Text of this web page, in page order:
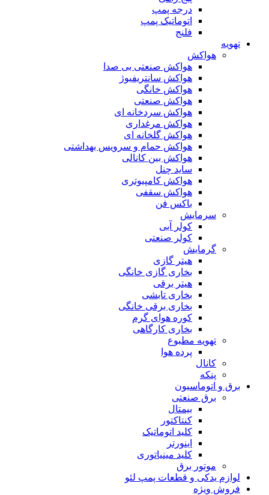
درجه پمپ
اتوماتیک پمپ
فلنج
تهویه
هواکش
هواکش صنعتی بی صدا
هواکش سانتریفیوژ
هواکش خانگی
هواکش صنعتی
هواکش سردخانه ای
هواکش مرغداری
هواکش گلخانه ای
هواکش حمام و سرویس بهداشتی
هواکش بین کانالی
ساید چنل
هواکش کامپیوتری
هواکش سقفی
باکس فن
سرمایش
کولر آبی
کولر صنعتی
گرمایش
هیتر گازی
بخاری گازی خانگی
هیتر برقی
بخاری تابشی
بخاری برقی خانگی
کوره هوای گرم
بخاری کارگاهی
تهویه مطبوع
پرده هوا
کانال
پنکه
برق و اتوماسیون
برق صنعتی
بیمتال
کنتاکتور
کلید اتوماتیک
اینورتر
کلید مینیاتوری
موتور برق
لوازم یدکی و قطعات پمپ لئو
فروش ویژه